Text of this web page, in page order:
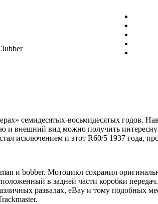
семидесятых-восьмидесятых годов.
и внешний вид можно получить
исключением и этот R60/5 1937 года,
и bobber. Мотоцикл сохранил
в задней части коробки
развалах, eBay и тому подобных